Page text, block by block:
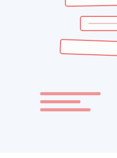
Les 3 erreurs à éviter
Choisir un outil trop puissant.
Une TPE n'a pas besoin de